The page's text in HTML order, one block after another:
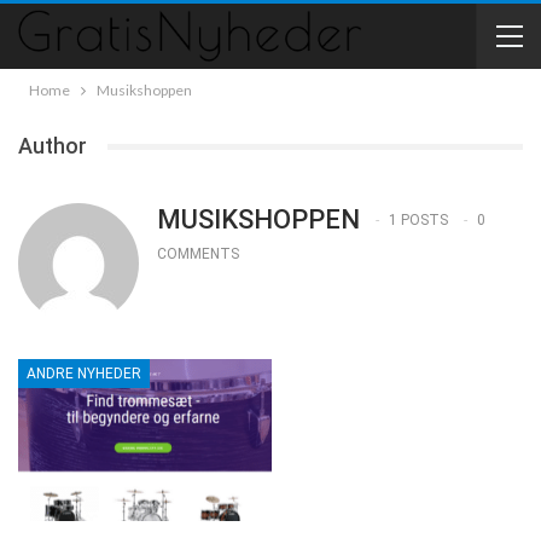
Home Musikshoppen
Author
MUSIKSHOPPEN 1 POSTS
0
COMMENTS
ANDRE NYHEDER